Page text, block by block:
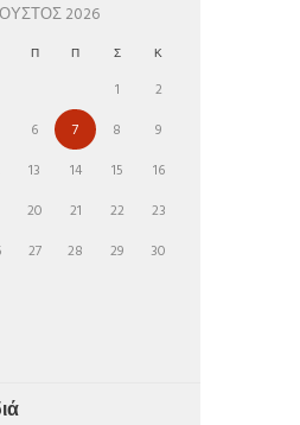
2026
Π Π Σ Κ
1
2
6 7 8
9
13 14 15
16
20 21 22
23
27 28 29
30